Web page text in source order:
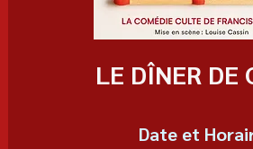
LE DÎNER DE
Date et